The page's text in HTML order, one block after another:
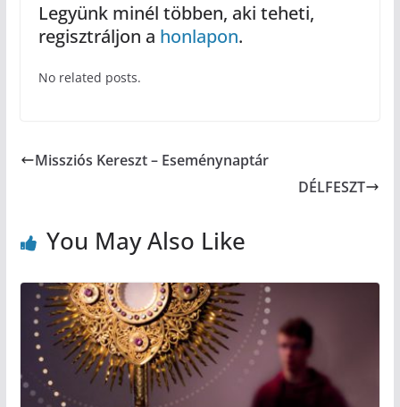
Legyünk minél többen, aki teheti,
regisztráljon a honlapon.
No related posts.
Missziós Kereszt – Eseménynaptár
DÉLFESZT
You May Also Like